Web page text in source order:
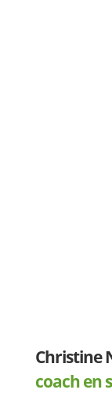
Christine
coach en